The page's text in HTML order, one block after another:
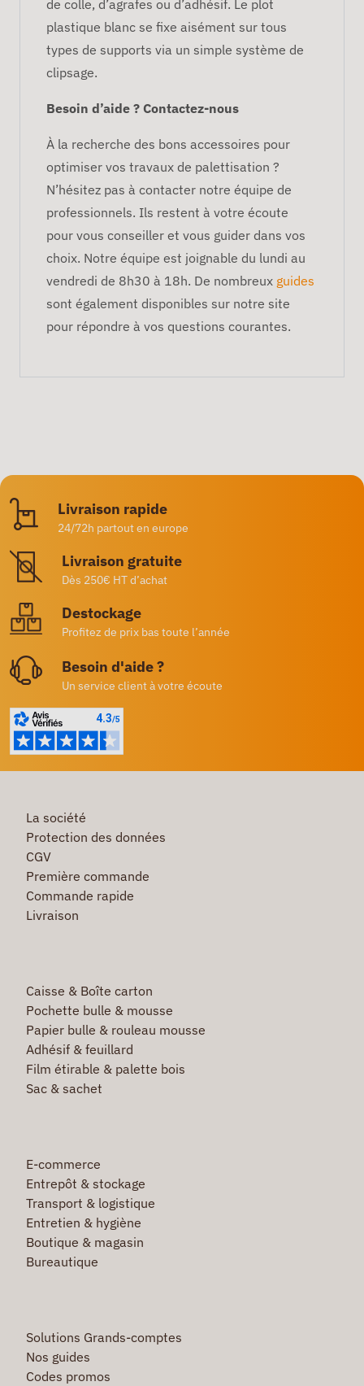
de colle, d’agrafes ou d’adhésif. Le plot
plastique blanc se fixe aisément sur tous
types de supports via un simple système de
clipsage.
Besoin d’aide ? Contactez-nous
À la recherche des bons accessoires pour
optimiser vos travaux de palettisation ?
N’hésitez pas à contacter notre équipe de
professionnels. Ils restent à votre écoute
pour vous conseiller et vous guider dans vos
choix. Notre équipe est joignable du lundi au
vendredi de 8h30 à 18h. De nombreux guides
sont également disponibles sur notre site
pour répondre à vos questions courantes.
Livraison rapide
24/72h partout en europe
Livraison gratuite
Dès 250€ HT d’achat
Destockage
Profitez de prix bas toute l’année
Besoin d'aide ?
Un service client à votre écoute
La société
Protection des données
CGV
Première commande
Commande rapide
Livraison
Caisse & Boîte carton
Pochette bulle & mousse
Papier bulle & rouleau mousse
Adhésif & feuillard
Film étirable & palette bois
Sac & sachet
E-commerce
Entrepôt & stockage
Transport & logistique
Entretien & hygiène
Boutique & magasin
Bureautique
Solutions Grands-comptes
Nos guides
Codes promos